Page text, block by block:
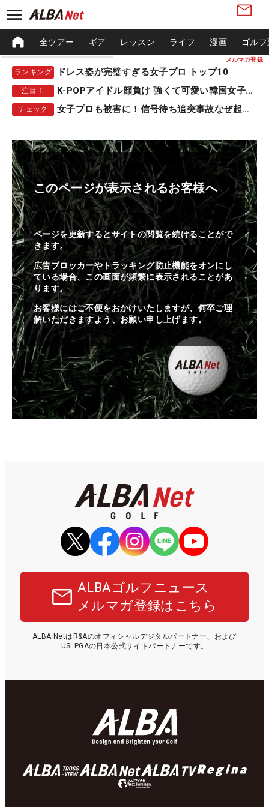
メルマガ登録
全ツアー ギア レッスン ライフ 漫画 ゴル
ランキング ドレス姿が完璧すぎる女子プロ トップ10
注目！ K-POPアイドル顔負け 強くて可愛い韓国女子プロ
チェック 女子プロも被害に！信号待ち追突事故なぜ起きる？
このページが表示されるお客様へ
ページを更新するとサイトの閲覧を続けることがで
きます。
広告ブロッカーやトラッキング防止機能をオンにし
ている場合、この画面が頻繁に表示されることがあ
ります。
お客様にはご不便をおかけいたしますが、何卒ご理
解いただきますよう、お願い申し上げます。
ALBAゴルフニュース
メルマガ登録はこちら
ALBA NetはR&Aのオフィシャルデジタルパートナー、および
USLPGAの日本公式サイトパートナーです。